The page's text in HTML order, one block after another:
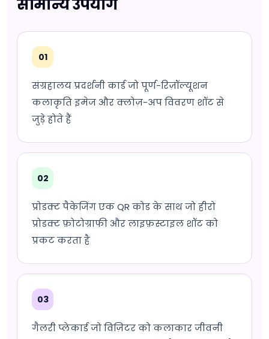
सामान्य उपयोग
01
संग्रहालय प्रदर्शनी कार्ड जो पूर्ण-रिज़ॉल्यूशन
कलाकृति इमेज और क्लोज़-अप विवरण शॉट से
जुड़े होते हैं
02
प्रोडक्ट पैकेजिंग एक QR कोड के साथ जो हीरो
प्रोडक्ट फ़ोटोग्राफी और लाइफ़स्टाइल शॉट को
प्रकट करता है
03
गैलरी प्लेकार्ड जो विज़िटर को कलाकार जीवनी